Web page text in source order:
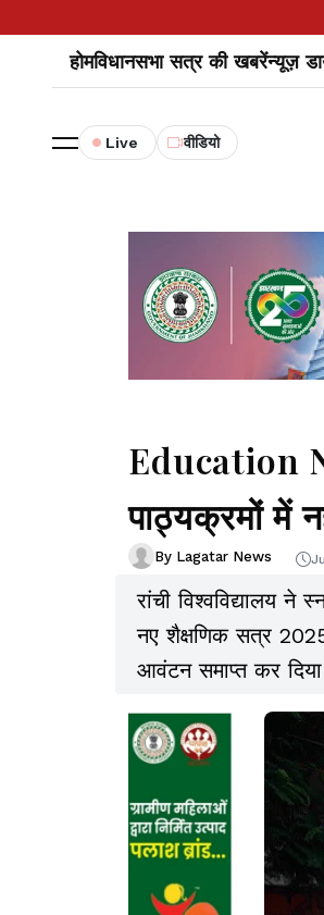
होमविधानसभा सत्र की खबरेंन्यूज़
Live वीडियो
Education
पाठ्यक्रमों में
By Lagatar News
रांची विश्वविद्यालय ने
नए शैक्षणिक सत्र
आवंटन समाप्त कर